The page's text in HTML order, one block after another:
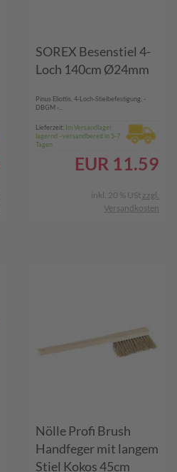
SOREX Besenstiel 4-
Loch 140cm Ø24mm
Pinus Eliottis, 4-Loch-Stielbefestigung, -
DBGM -...
Lieferzeit: Im Versandlager
lagernd - versandbereit in 5-7
Tagen
EUR 11.59
inkl. 20 % USt zzgl.
Versandkosten
Nölle Profi Brush
Handfeger mit langem
Stiel Kokos 45cm